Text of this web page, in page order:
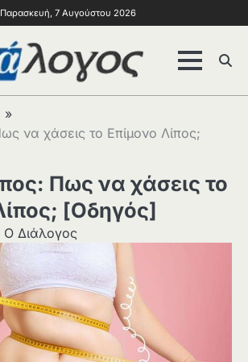
Παρασκευή, 7 Αυγούστου 2026
να χάσεις το Επίμονο Λίπος;
Πως να χάσεις το
[Οδηγός]
Ο Διάλογος